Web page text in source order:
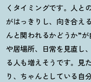
くタイミングです。人と
がはっきりし、向き合え
んと関われるかどうか”
や居場所、日常を見直し
る人も増えそうです。見
り、ちゃんとしている自